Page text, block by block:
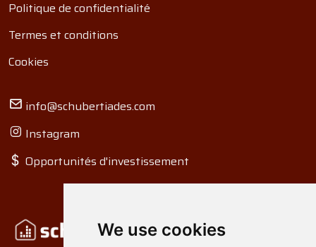
We use cookies
Politique de confidentialité
Termes et conditions
Cookies
info@schubertiades.com
Instagram
Opportunités d'investissement